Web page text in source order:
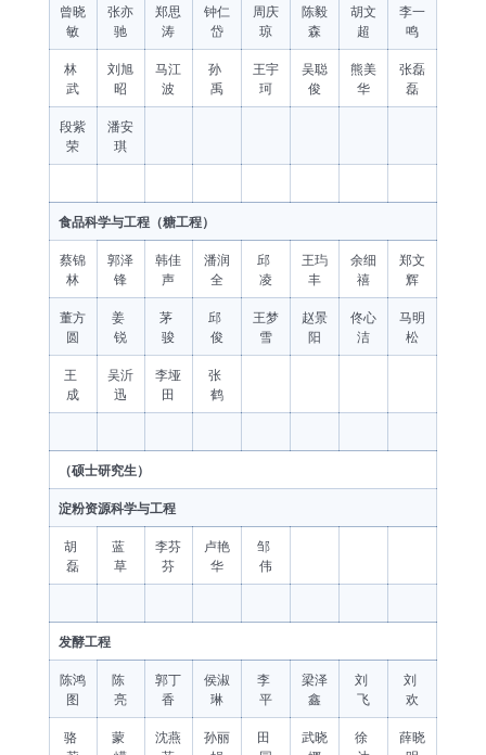
曾晓
敏
张亦
驰
郑思
涛
钟仁
岱
周庆
琼
陈毅
森
胡文
超
李一
鸣
林
武
刘旭
昭
马江
波
孙
禹
王宇
珂
吴聪
俊
熊美
华
张磊
磊
段紫
荣
潘安
琪
食品科学与工程（糖工程）
蔡锦
林
郭泽
锋
韩佳
声
潘润
全
邱
凌
王玙
丰
余细
禧
郑文
辉
董方
圆
姜
锐
茅
骏
邱
俊
王梦
雪
赵景
阳
佟心
洁
马明
松
王
成
吴沂
迅
李垭
田
张
鹤
（硕士研究生）
淀粉资源科学与工程
胡
磊
蓝
草
李芬
芬
卢艳
华
邹
伟
发酵工程
陈鸿
图
陈
亮
郭丁
香
侯淑
琳
李
平
梁泽
鑫
刘
飞
刘
欢
骆
蒙
沈燕
孙丽
田
武晓
徐
薛晓